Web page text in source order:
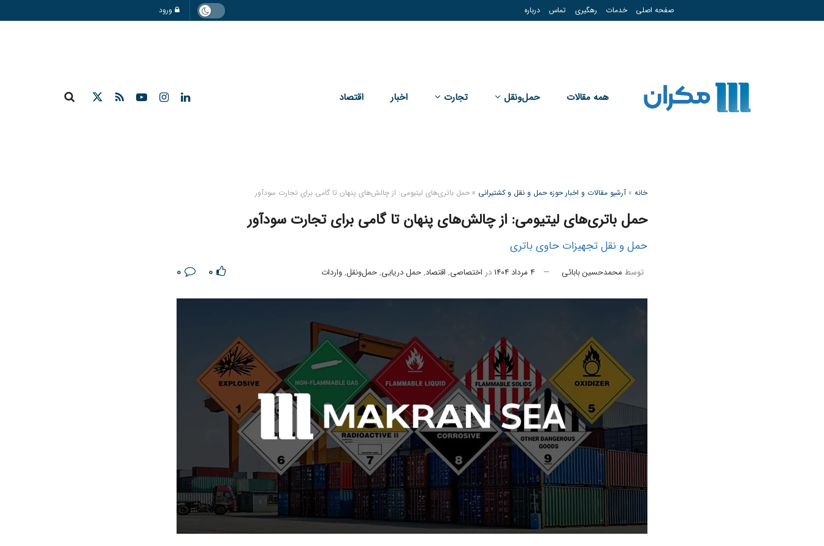
صفحه اصلی خدمات رهگیری تماس درباره ورود
همه مقالات حمل‌و‌نقل تجارت اخبار اقتصاد
خانه » آرشیو مقالات و اخبار حوزه حمل و نقل و کشتیرانی » حمل باتری‌های لیتیومی: از چالش‌های پنهان تا گامی برای تجارت سودآور
حمل باتری‌های لیتیومی: از چالش‌های پنهان تا گامی برای تجارت سودآور
حمل و نقل تجهیزات حاوی باتری
توسط محمدحسین بابائی 4 مرداد 1404 در اختصاصی, اقتصاد,حمل دریایی,حمل‌و‌نقل,واردات 0